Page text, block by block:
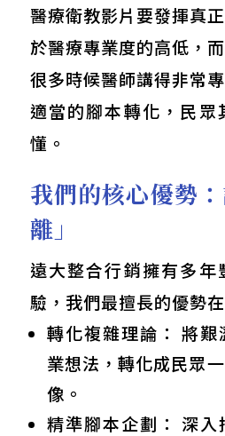
醫療衛教影片要發揮真
於醫療專業度的高低，
很多時候醫師講得非常
適當的腳本轉化，民眾
懂。
我們的核心優勢
離」
遠大整合行銷擁有多年
驗，我們最擅長的優勢在
轉化複雜理論： 將
業想法，轉化成民眾
像。
精準腳本企劃： 深